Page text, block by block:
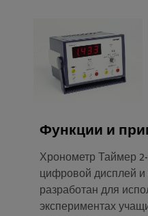
Функции и
Хронометр Таймер
цифровой дисплей и
разработан для
экспериментах